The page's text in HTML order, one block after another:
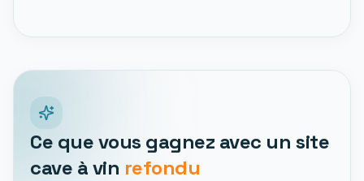
Ce que vous gagnez avec un site
cave à vin refondu